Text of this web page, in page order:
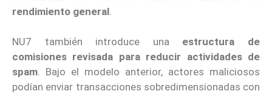
rendimiento general
NU7 también introduce una estructura de
comisiones revisada para reducir actividades de
spam. Bajo el modelo anterior, actores maliciosos
podían enviar transacciones sobredimensionadas con